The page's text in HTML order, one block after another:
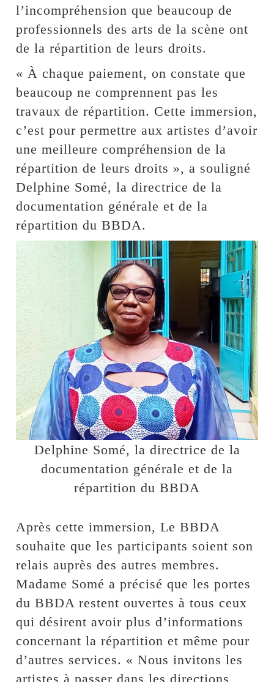
l’incompréhension que beaucoup de
professionnels des arts de la scène ont
de la répartition de leurs droits.
« À chaque paiement, on constate que
beaucoup ne comprennent pas les
travaux de répartition. Cette immersion,
c’est pour permettre aux artistes d’avoir
une meilleure compréhension de la
répartition de leurs droits », a souligné
Delphine Somé, la directrice de la
documentation générale et de la
répartition du BBDA.
Delphine Somé, la directrice de la
documentation générale et de la
répartition du BBDA
Après cette immersion, Le BBDA
souhaite que les participants soient son
relais auprès des autres membres.
Madame Somé a précisé que les portes
du BBDA restent ouvertes à tous ceux
qui désirent avoir plus d’informations
concernant la répartition et même pour
d’autres services. « Nous invitons les
artistes à passer dans les directions